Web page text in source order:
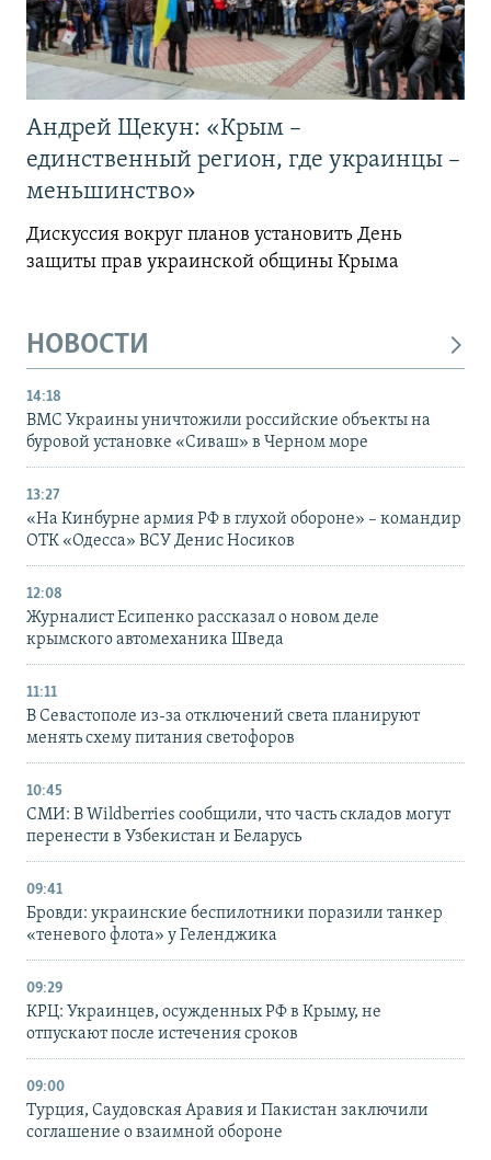
Андрей Щекун: «Крым –
единственный регион, где украинцы –
меньшинство»
Дискуссия вокруг планов установить День
защиты прав украинской общины Крыма
НОВОСТИ
14:18
ВМС Украины уничтожили российские объекты на
буровой установке «Сиваш» в Черном море
13:27
«На Кинбурне армия РФ в глухой обороне» – командир
ОТК «Одесса» ВСУ Денис Носиков
12:08
Журналист Есипенко рассказал о новом деле
крымского автомеханика Шведа
11:11
В Севастополе из-за отключений света планируют
менять схему питания светофоров
10:45
СМИ: В Wildberries сообщили, что часть складов могут
перенести в Узбекистан и Беларусь
09:41
Бровди: украинские беспилотники поразили танкер
«теневого флота» у Геленджика
09:29
КРЦ: Украинцев, осужденных РФ в Крыму, не
отпускают после истечения сроков
09:00
Турция, Саудовская Аравия и Пакистан заключили
соглашение о взаимной обороне